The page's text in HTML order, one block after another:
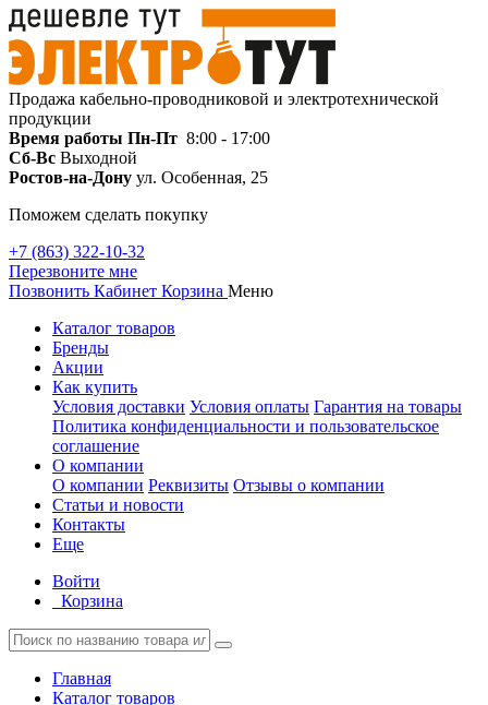
Продажа кабельно-проводниковой и электротехнической
продукции
Время работы Пн-Пт 8:00 - 17:00
Сб-Вс Выходной
Ростов-на-Дону ул. Особенная, 25
Поможем сделать покупку
+7 (863) 322-10-32
Перезвоните мне
Позвонить Кабинет Корзина Меню
Каталог товаров
Бренды
Акции
Как купить
Условия доставки Условия оплаты Гарантия на товары
Политика конфиденциальности и пользовательское
соглашение
О компании
О компании Реквизиты Отзывы о компании
Статьи и новости
Контакты
Еще
Войти
Корзина
Главная
Каталог товаров